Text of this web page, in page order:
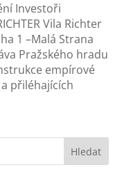
Investoři
Vila Richter
1 –Malá Strana
Pražského hradu
empírové
přiléhajících